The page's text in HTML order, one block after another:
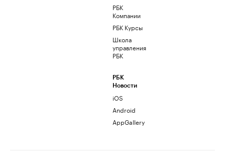
РБК
Компании
РБК Курсы
Школа
управления
РБК
РБК
Новости
iOS
Android
AppGallery